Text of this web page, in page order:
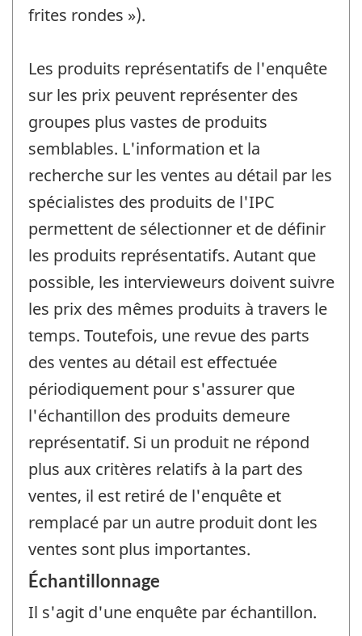
frites rondes »).
Les produits représentatifs de l'enquête
sur les prix peuvent représenter des
groupes plus vastes de produits
semblables. L'information et la
recherche sur les ventes au détail par les
spécialistes des produits de l'IPC
permettent de sélectionner et de définir
les produits représentatifs. Autant que
possible, les intervieweurs doivent suivre
les prix des mêmes produits à travers le
temps. Toutefois, une revue des parts
des ventes au détail est effectuée
périodiquement pour s'assurer que
l'échantillon des produits demeure
représentatif. Si un produit ne répond
plus aux critères relatifs à la part des
ventes, il est retiré de l'enquête et
remplacé par un autre produit dont les
ventes sont plus importantes.
Échantillonnage
Il s'agit d'une enquête par échantillon.